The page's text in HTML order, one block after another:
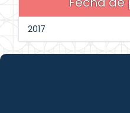
2017